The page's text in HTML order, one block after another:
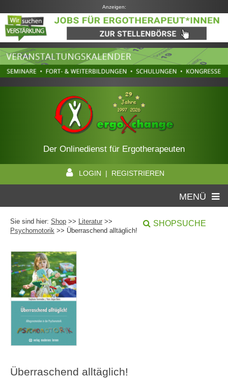
Anzeigen:
Der Onlinedienst für Ergotherapeuten
LOGIN | REGISTRIEREN
MENÜ
Sie sind hier: Shop >> Literatur >>
Psychomotorik >> Überraschend alltäglich!
SHOPSUCHE
Überraschend alltäglich!